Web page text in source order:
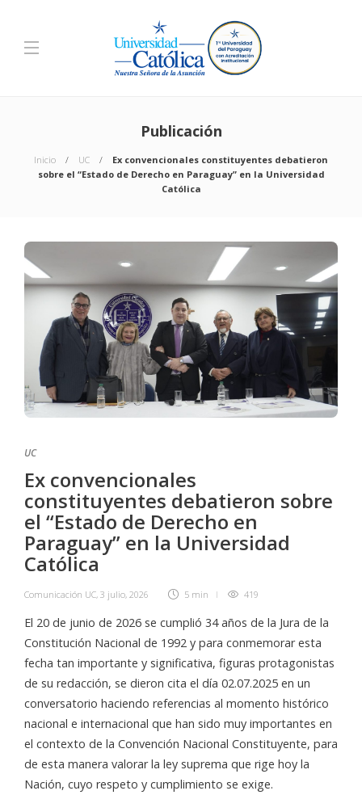
Publicación
Inicio UC
Ex convencionales constituyentes debatieron
sobre el “Estado de Derecho en Paraguay” en la Universidad
Católica
UC
Ex convencionales
constituyentes debatieron sobre
el “Estado de Derecho en
Paraguay” en la Universidad
Católica
Comunicación UC, 3 julio, 2026 5 min 419
El 20 de junio de 2026 se cumplió 34 años de la Jura de la
Constitución Nacional de 1992 y para conmemorar esta
fecha tan importante y significativa, figuras protagonistas
de su redacción, se dieron cita el día 02.07.2025 en un
conversatorio haciendo referencias al momento histórico
nacional e internacional que han sido muy importantes en
el contexto de la Convención Nacional Constituyente, para
de esta manera valorar la ley suprema que rige hoy la
Nación, cuyo respeto y cumplimiento se exige.